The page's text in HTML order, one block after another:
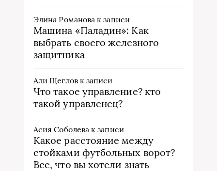
Элина Романова к записи
Машина «Паладин»: Как
выбрать своего железного
защитника
Али Щегловк записи
Что такое управление? кто
такой управленец?
Асия Соболева к записи
Какое расстояние между
стойками футбольных ворот?
Все, что вы хотели знать